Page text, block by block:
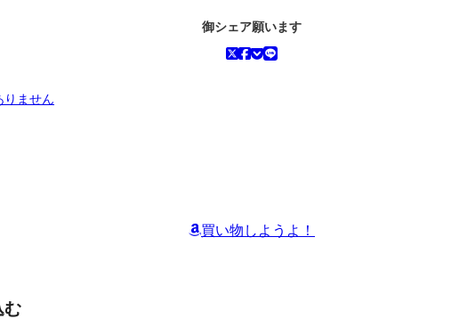
御シェア願います
りません
買い物しようよ！
む